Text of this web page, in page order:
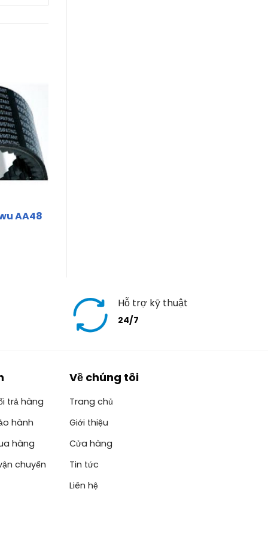
AA48
Hỗ trợ kỹ thuật
24/7
trả hàng
hành
hàng
chuyển
Về chúng tôi
Trang chủ
Giới thiệu
Cửa hàng
Tin tức
Liên hệ